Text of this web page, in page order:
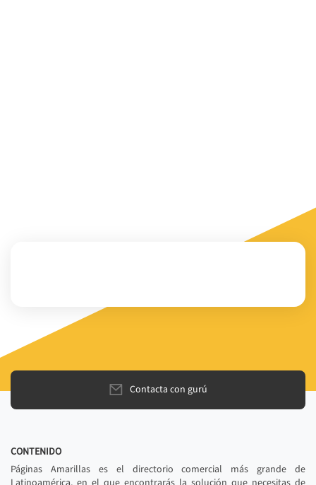
Contacta con gurú
CONTENIDO
Páginas Amarillas es el directorio comercial más grande de